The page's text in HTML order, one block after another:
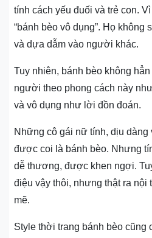
tính cách yếu đuối và trẻ con.
“bánh bèo vô dụng”. Họ không
và dựa dẫm vào người khác.
Tuy nhiên, bánh bèo không
người theo phong cách này
và vô dụng như lời đồn đoán.
Những cô gái nữ tính, dịu dàng
được coi là bánh bèo. Nhưng
dễ thương, được khen ngợi.
điệu vậy thôi, nhưng thật ra nội
mẽ.
Style thời trang bánh bèo cũng